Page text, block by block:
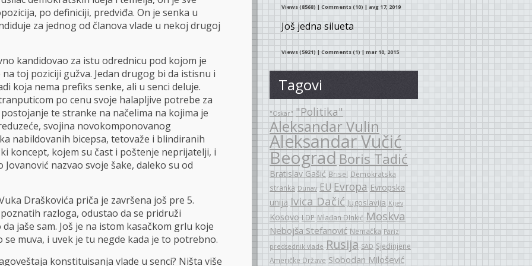
po definiciji, predviđa. On je senka u
za jednog od članova vlade u nekoj drugoj
kandidovao za istu odrednicu pod kojom je
toj poziciji gužva. Jedan drugog bi da istisnu i
koja nema prefiks senke, ali u senci deluje.
po cenu svoje halapljive potrebe za
te stranke na načelima na kojima je
svojina novokomponovanog
nabildovanih bicepsa, tetovaže i blindiranih
koncept, kojem su čast i poštenje neprijatelji, i
nazvao svoje šake, daleko su od
Draškovića priča je završena još pre 5.
razloga, odustao da se pridruži
jaše sam. Još je na istom kasačkom grlu koje
muva, i uvek je tu negde kada je to potrebno.
konstituisanja vlade u senci? Ništa više
Views (8568) | Comments (10) | avg 17, 2019
Još jedna silueta
Views (5921)|Comments (1)| mar 10, 2015
Tagovi
"Oskar" "Politika"
Aleksandar Vulin
Aleksandar Vučić
BeogradBoris Tadić
Bratislav Gašić Brisel Demokratska
stranka Dunav EU Evropa Evropska
unija Ivica Dačić Jugoslavija Kijev
Kosovo LDP Mlađan DInkić Moskva
Nebojša Stefanović Nemačka Pariz
predsednik vlade Rusija SAD Sjedinjene
Američke Države Slobodan Milošević